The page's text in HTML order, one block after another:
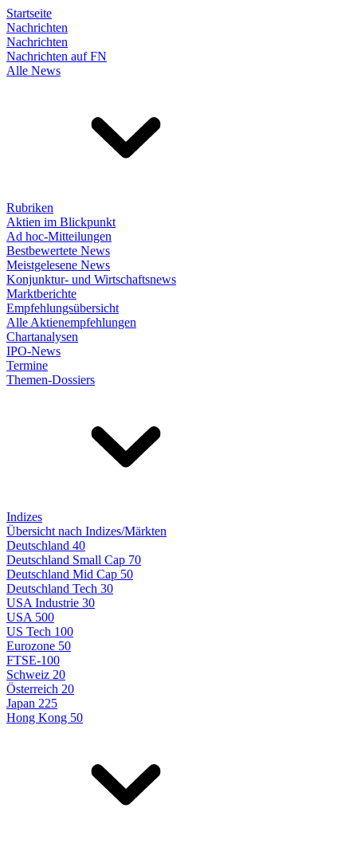
Startseite
Nachrichten
Nachrichten
Nachrichten auf FN
Alle News
Rubriken
Aktien im Blickpunkt
Ad hoc-Mitteilungen
Bestbewertete News
Meistgelesene News
Konjunktur- und Wirtschaftsnews
Marktberichte
Empfehlungsübersicht
Alle Aktienempfehlungen
Chartanalysen
IPO-News
Termine
Themen-Dossiers
Indizes
Übersicht nach Indizes/Märkten
Deutschland 40
Deutschland Small Cap 70
Deutschland Mid Cap 50
Deutschland Tech 30
USA Industrie 30
USA 500
US Tech 100
Eurozone 50
FTSE-100
Schweiz 20
Österreich 20
Japan 225
Hong Kong 50